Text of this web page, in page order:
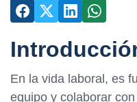
En la vida laboral, es
equipo y colaborar